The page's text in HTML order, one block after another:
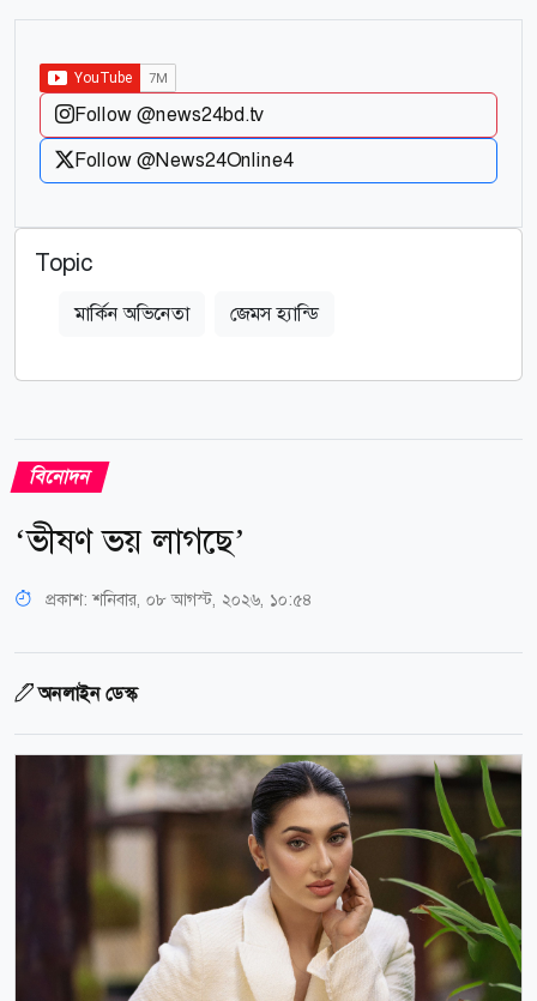
Follow @news24bd.tv
Follow @News24Online4
Topic
মার্কিন অভিনেতা জেমস হ্যান্ডি
বিনোদন
‘ভীষণ ভয় লাগছে’
প্রকাশ:শনিবার, ০৮ আগস্ট, ২০২৬, ১০:৫৪
অনলাইন ডেস্ক